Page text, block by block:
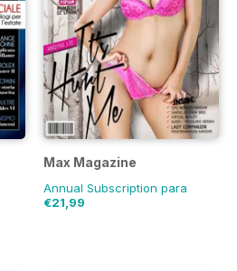
Max Magazine
Annual Subscription para
€21,99